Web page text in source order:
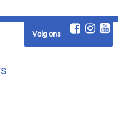
Volg ons